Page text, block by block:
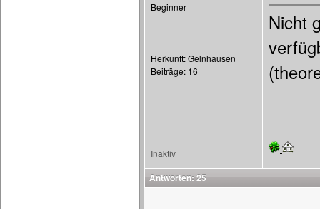
Beginner
Herkunft: Gelnhausen
Beiträge: 16
Nicht
Inaktiv
Antworten: 25